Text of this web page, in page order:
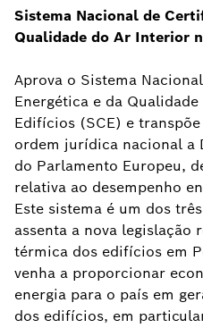
Sistema Nacional de
Qualidade do Ar Interior
Aprova o Sistema
Energética e da
Edifícios (SCE) e
ordem jurídica nacional a
do Parlamento Europeu,
relativa ao desempenho
Este sistema é um dos
assenta a nova legislação
térmica dos edifícios em
venha a proporcionar
energia para o país em
dos edifícios, em